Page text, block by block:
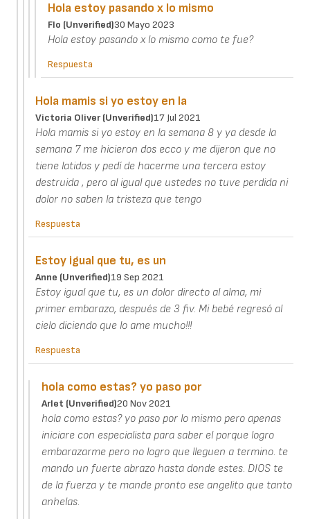
Hola estoy pasando x lo mismo
Flo (unverified)30 Mayo 2023
Hola estoy pasando x lo mismo como te fue?
Respuesta
Hola mamis si yo estoy en la
Victoria Oliver (unverified)17 Jul 2021
Hola mamis si yo estoy en la semana 8 y ya desde la
semana 7 me hicieron dos ecco y me dijeron que no
tiene latidos y pedí de hacerme una tercera estoy
destruida , pero al igual que ustedes no tuve perdida ni
dolor no saben la tristeza que tengo
Respuesta
Estoy igual que tu, es un
Anne (unverified)19 Sep 2021
Estoy igual que tu, es un dolor directo al alma, mi
primer embarazo, después de 3 fiv. Mi bebé regresó al
cielo diciendo que lo ame mucho!!!
Respuesta
hola como estas? yo paso por
Arlet (unverified)20 Nov 2021
hola como estas? yo paso por lo mismo pero apenas
iniciare con especialista para saber el porque logro
embarazarme pero no logro que lleguen a termino. te
mando un fuerte abrazo hasta donde estes. DIOS te
de la fuerza y te mande pronto ese angelito que tanto
anhelas.